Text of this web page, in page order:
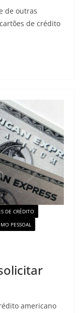
de outras
de crédito
DE CRÉDITO
PESSOAL
americano